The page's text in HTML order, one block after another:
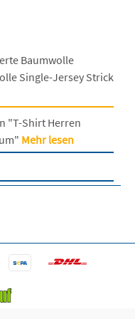
Baumwolle
Single-Jersey Strick
"T-Shirt Herren
Mehr lesen